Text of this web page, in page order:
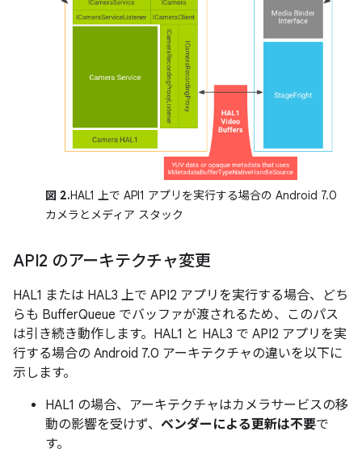
図 2.HAL1 上で API1 アプリを実行する場合の Android 7.0
カメラとメディア スタック
API2 のアーキテクチャ変更
HAL1 または HAL3 上で API2 アプリを実行する場合、どち
らも BufferQueue でバッファが渡されるため、このパス
は引き続き動作します。HAL1 と HAL3 で API2 アプリを実
行する場合の Android 7.0 アーキテクチャの違いを以下に
示します。
HAL1 の場合、アーキテクチャはカメラサービスの移
動の影響を受けず、 ベンダーによる更新は不要で
す。